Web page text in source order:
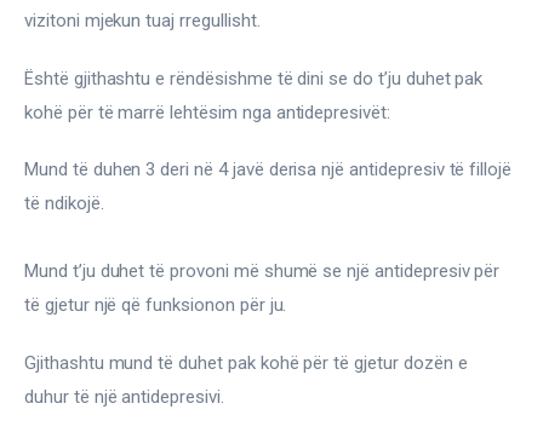
vizitoni mjekun tuaj rregullisht.
Është gjithashtu e rëndësishme të dini se do t’ju duhet pak
kohë për të marrë lehtësim nga antidepresivët:
Mund të duhen 3 deri në 4 javë derisa një antidepresiv të fillojë
të ndikojë.
Mund t’ju duhet të provoni më shumë se një antidepresiv për
të gjetur një që funksionon për ju.
Gjithashtu mund të duhet pak kohë për të gjetur dozën e
duhur të një antidepresivi.